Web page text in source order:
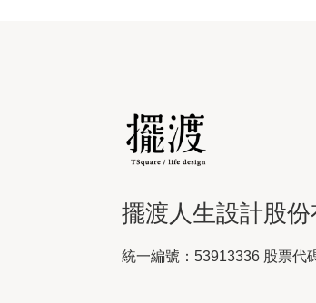
擺渡人生設計股份
統一編號：53913336 股票代